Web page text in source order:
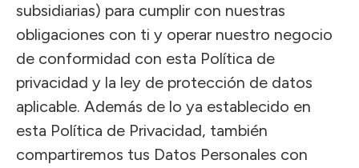
subsidiarias) para cumplir con nuestras
obligaciones con ti y operar nuestro negocio
de conformidad con esta Política de
privacidad y la ley de protección de datos
aplicable. Además de lo ya establecido en
esta Política de Privacidad, también
compartiremos tus Datos Personales con